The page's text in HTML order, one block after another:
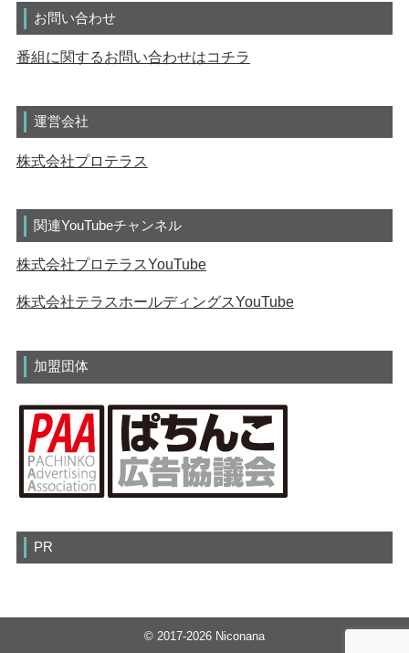
お問い合わせ
番組に関するお問い合わせはコチラ
運営会社
株式会社プロテラス
関連YouTubeチャンネル
株式会社プロテラスYouTube
株式会社テラスホールディングスYouTube
加盟団体
PR
© 2017-2026 Niconana